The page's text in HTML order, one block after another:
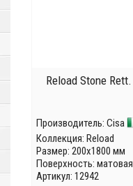
Reload Stone Rett.
Производитель: Cisa
Коллекция: Reload
Размер: 200x1800 мм
Поверхность: матовая
Артикул: 12942